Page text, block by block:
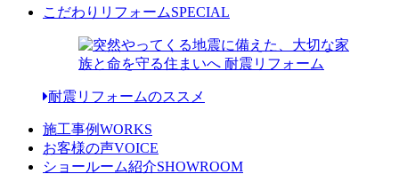
こだわりリフォームSPECIAL
耐震リフォームのススメ
施工事例WORKS
お客様の声VOICE
ショールーム紹介SHOWROOM